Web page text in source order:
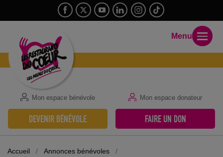
Mon espace bénévole Mon espace donateur
DEVENIR BÉNÉVOLE FAIRE UN DON
Menu
Accueil / Annonces bénévoles
/